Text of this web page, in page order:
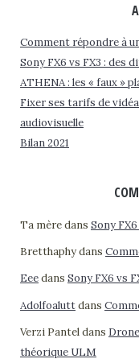
Comment répondre à
Sony FX6 vs FX3 : des
ATHENA : les « faux »
Fixer ses tarifs de
audiovisuelle
Bilan 2021
Ta mèredans Sony
Bretthaphydans
Eeedans Sony FX6 vs
Adolfoaluttdans
Verzi Panteldans
théorique ULM